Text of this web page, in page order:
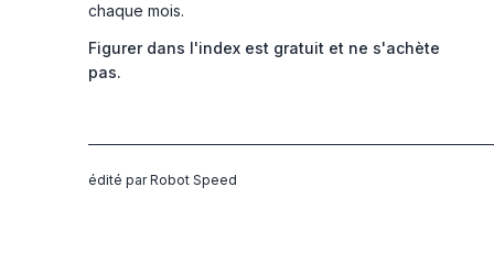
chaque mois.
Figurer dans l'index est gratuit et ne s'achète
pas.
édité par Robot Speed